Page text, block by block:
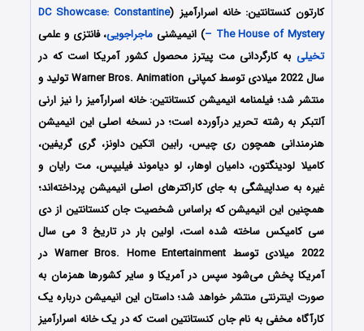
کارتون کنستانتین: خانه اسرارآمیز (DC Showcase: Constantine
– The House of Mystery) انیمیشنی ماجراجویی، فانتزی و علمی
تخیلی به کارگردانی مت پیترز محصول کشور آمریکا است که در
سال 2022 میلادی توسط کمپانی Warner Bros. Animation تولید و
منتشر شد؛ فیلمنامه انیمیشن کنستانتین: خانه اسرارآمیز را نیز ارنی
آلتبکر به رشته تحریر درآورده‌‌‌‌‌ است؛ در نسخه اصلی این انیمیشن
هنرمندانی همچون ری چیس، رابین اتکین داونز، گری گریفین،
کامیلا لودینگتون، دامیان اوهار، لو دیاموند فیلیپس، مت رایان و
غیره به صداپیشگی به جای کاراکترهای اصلی انیمیشن پرداخته‌اند؛
همچنین این انیمیشن که براساس شخصیت جان کنستانتین از دی
سی کامیکس ساخته شده است، اولین بار در تاریخ 3 می سال
2022 میلادی توسط Warner Bros. Home Entertainment در
آمریکا پخش می‌شود سپس در آمریکا و سایر کشورها همزمان به
صورت اینترنتی منتشر خواهد شد؛ داستان این انیمیشن درباره یک
کارآگاه مخفی به نام جان کنستانتین است که در یک خانه اسرارآمیز